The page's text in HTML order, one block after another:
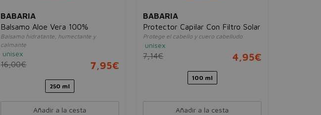
BABARIA
Balsamo Aloe Vera 100%
Balsamo hidratante, humectante y
calmante
unisex
16,00€ 7,95€
250 ml
Añadir a la cesta
BABARIA
Protector Capilar Con Filtro Solar
Protege el cabello y cuero cabelludo
unisex
7,14€ 4,95€
100 ml
Añadir a la cesta